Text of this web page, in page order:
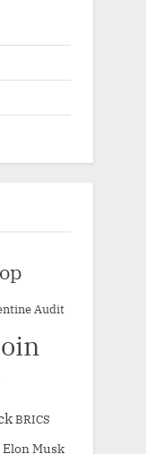
Audit
BRICS
Elon Musk